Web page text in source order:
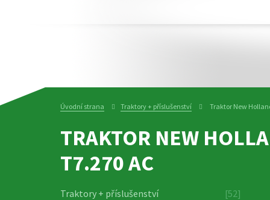
Úvodní strana Traktory + příslušenství Traktor New
TRAKTOR NEW
T7.270 AC
Traktory + příslušenství
[52]